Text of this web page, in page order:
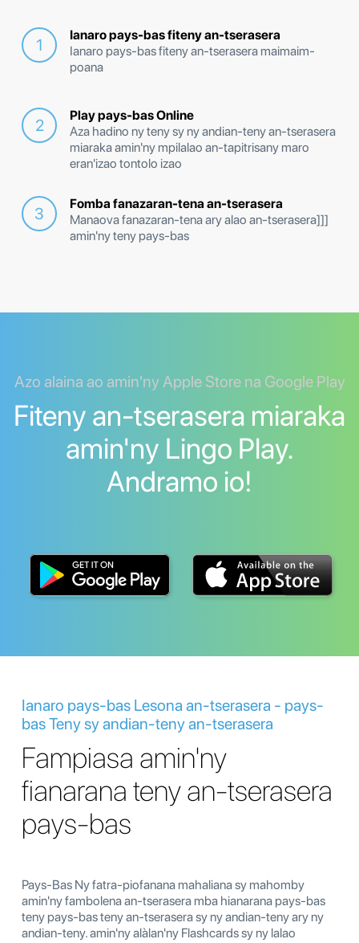
Ianaro pays-bas fiteny an-tserasera
Ianaro pays-bas fiteny an-tserasera maimaim-
poana
Play pays-bas Online
Aza hadino ny teny sy ny andian-teny an-tserasera
miaraka amin'ny mpilalao an-tapitrisany maro
eran'izao tontolo izao
Fomba fanazaran-tena an-tserasera
Manaova fanazaran-tena ary alao an-tserasera]]]
amin'ny teny pays-bas
Azo alaina ao amin'ny Apple Store na Google Play
Fiteny an-tserasera miaraka
amin'ny Lingo Play.
Andramo io!
Ianaro pays-bas Lesona an-tserasera - pays-
bas Teny sy andian-teny an-tserasera
Fampiasa amin'ny
fianarana teny an-tserasera
pays-bas
Pays-Bas Ny fatra-piofanana mahaliana sy mahomby
amin'ny fambolena an-tserasera mba hianarana pays-bas
teny pays-bas teny an-tserasera sy ny andian-teny ary ny
andian-teny. amin'ny alàlan'ny Flashcards sy ny lalao